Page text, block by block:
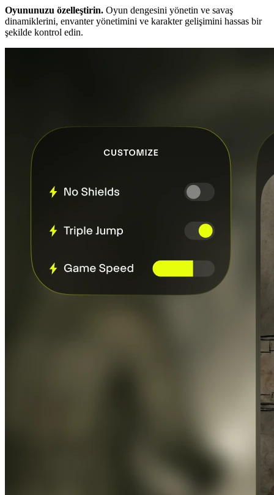
Oyununuzu özelleştirin. Oyun dengesini yönetin ve savaş
dinamiklerini, envanter yönetimini ve karakter gelişimini hassas bir
şekilde kontrol edin.